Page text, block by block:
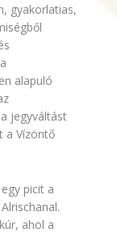
gyakorlatias,
alapuló
jegyváltást
a Vízöntő
picit a
ahol a